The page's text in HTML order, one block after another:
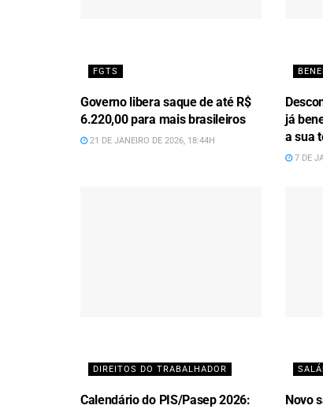
FGTS
Governo libera saque de até R$
6.220,00 para mais brasileiros
21 DE JANEIRO DE 2026, 18:44H
já
a sua
7 DE
DIREITOS DO TRABALHADOR
Calendário do PIS/Pasep 2026:
Novo